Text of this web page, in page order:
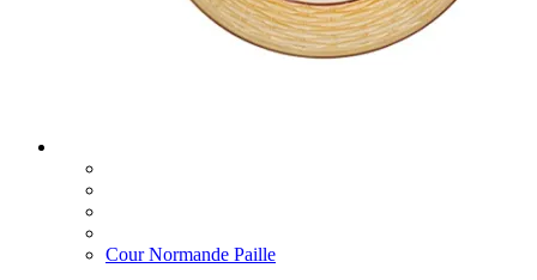
Cour Normande Paille